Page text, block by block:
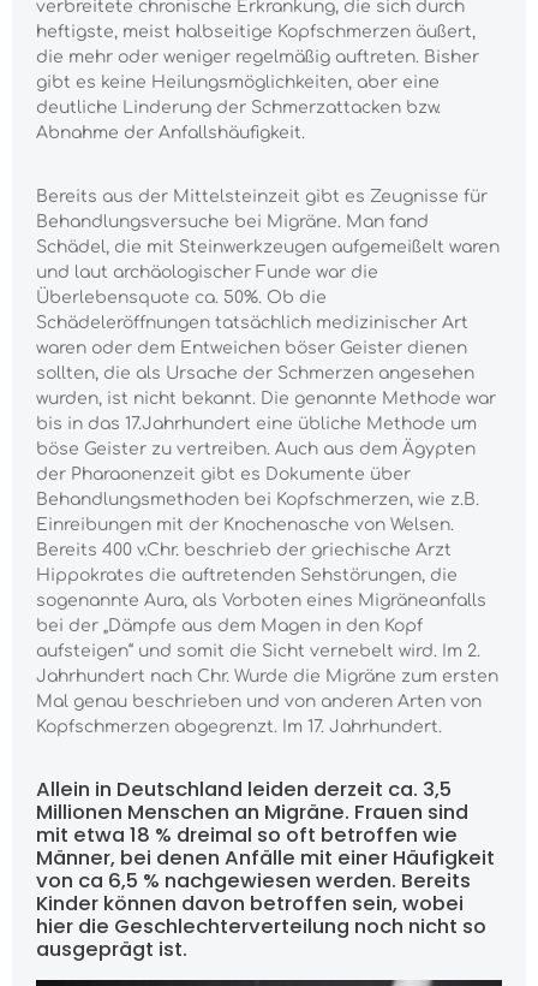
verbreitete chronische Erkrankung, die sich durch
heftigste, meist halbseitige Kopfschmerzen äußert,
die mehr oder weniger regelmäßig auftreten. Bisher
gibt es keine Heilungsmöglichkeiten, aber eine
deutliche Linderung der Schmerzattacken bzw.
Abnahme der Anfallshäufigkeit.
Bereits aus der Mittelsteinzeit gibt es Zeugnisse für
Behandlungsversuche bei Migräne. Man fand
Schädel, die mit Steinwerkzeugen aufgemeißelt waren
und laut archäologischer Funde war die
Überlebensquote ca. 50%. Ob die
Schädeleröffnungen tatsächlich medizinischer Art
waren oder dem Entweichen böser Geister dienen
sollten, die als Ursache der Schmerzen angesehen
wurden, ist nicht bekannt. Die genannte Methode war
bis in das 17.Jahrhundert eine übliche Methode um
böse Geister zu vertreiben. Auch aus dem Ägypten
der Pharaonenzeit gibt es Dokumente über
Behandlungsmethoden bei Kopfschmerzen, wie z.B.
Einreibungen mit der Knochenasche von Welsen.
Bereits 400 v.Chr. beschrieb der griechische Arzt
Hippokrates die auftretenden Sehstörungen, die
sogenannte Aura, als Vorboten eines Migräneanfalls
bei der „Dämpfe aus dem Magen in den Kopf
aufsteigen“ und somit die Sicht vernebelt wird. Im 2.
Jahrhundert nach Chr. Wurde die Migräne zum ersten
Mal genau beschrieben und von anderen Arten von
Kopfschmerzen abgegrenzt. Im 17. Jahrhundert.
Allein in Deutschland leiden derzeit ca. 3,5
Millionen Menschen an Migräne. Frauen sind
mit etwa 18 % dreimal so oft betroffen wie
Männer, bei denen Anfälle mit einer Häufigkeit
von ca 6,5 % nachgewiesen werden. Bereits
Kinder können davon betroffen sein, wobei
hier die Geschlechterverteilung noch nicht so
ausgeprägt ist.